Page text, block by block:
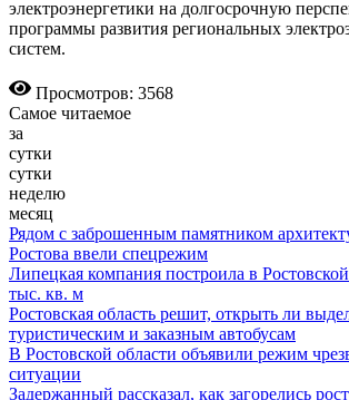
электроэнергетики на долгосрочную
программы развития региональных
систем.
Просмотров: 3568
Самое читаемое
за
сутки
сутки
неделю
месяц
Рядом с заброшенным памятником
Ростова ввели спецрежим
Липецкая компания построила в
тыс. кв. м
Ростовская область решит, открыть ли
туристическим и заказным автобусам
В Ростовской области объявили режим
ситуации
Задержанный рассказал, как загорелись